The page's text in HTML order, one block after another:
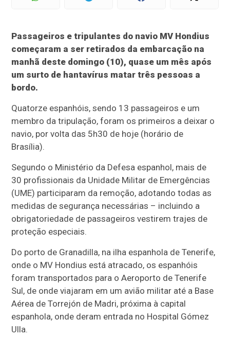
Passageiros e tripulantes do navio MV Hondius
começaram a ser retirados da embarcação na
manhã deste domingo (10), quase um mês após
um surto de hantavírus matar três pessoas a
bordo.
Quatorze espanhóis, sendo 13 passageiros e um
membro da tripulação, foram os primeiros a deixar o
navio, por volta das 5h30 de hoje (horário de
Brasília).
Segundo o Ministério da Defesa espanhol, mais de
30 profissionais da Unidade Militar de Emergências
(UME) participaram da remoção, adotando todas as
medidas de segurança necessárias – incluindo a
obrigatoriedade de passageiros vestirem trajes de
proteção especiais.
Do porto de Granadilla, na ilha espanhola de Tenerife,
onde o MV Hondius está atracado, os espanhóis
foram transportados para o Aeroporto de Tenerife
Sul, de onde viajaram em um avião militar até a Base
Aérea de Torrejón de Madri, próxima à capital
espanhola, onde deram entrada no Hospital Gómez
Ulla.